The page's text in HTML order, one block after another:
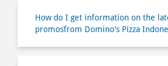
Domino's Pizza Indonesia?